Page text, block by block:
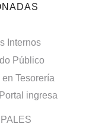
Internos
Público
Tesorería
ingresa